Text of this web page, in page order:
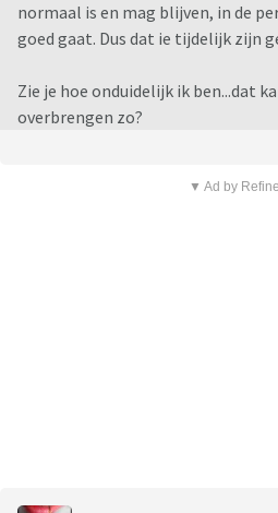
normaal is en mag blijven, in de
goed gaat. Dus dat ie tijdelijk zijn
Zie je hoe onduidelijk ik ben...dat
overbrengen zo?
▼ Ad by